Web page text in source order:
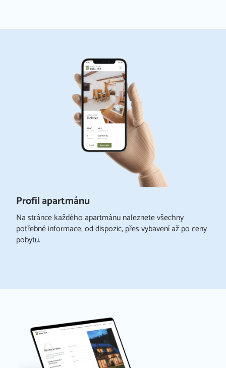
Profil apartmánu
Na stránce každého apartmánu naleznete všechny
potřebné informace, od dispozic, přes vybavení až po ceny
pobytu.